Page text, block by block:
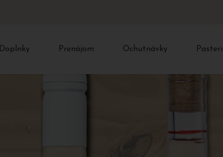
Doplnky Prenájom Ochutnávky